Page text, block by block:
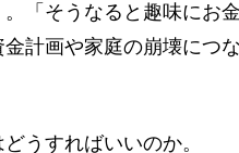
「そうなると趣味にお
計画や家庭の崩壊につ
うすればいいのか。